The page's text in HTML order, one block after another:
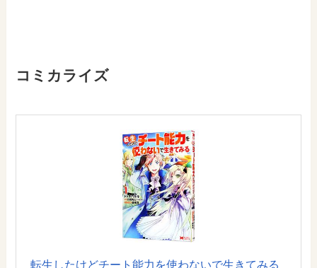
コミカライズ
転生したけどチート能力を使わないで生きてみる